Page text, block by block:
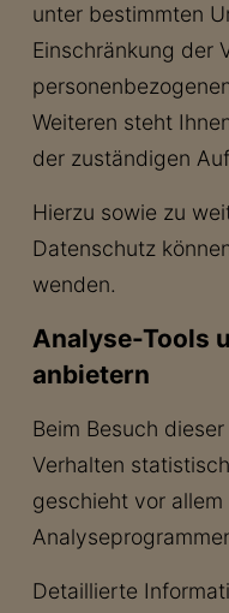
unter bestimmten
Einschränkung der
Weiteren steht
der zuständigen
Hierzu sowie zu
Datenschutz
wenden.
Analyse-Tools
anbietern
Beim Besuch
Verhalten
geschieht vor
Detaillierte